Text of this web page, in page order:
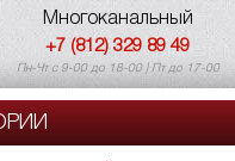
Многоканальный
+7 (812) 329 89 49
Пн-Чт с 9-00 до 18-00 | Пт до 17-00